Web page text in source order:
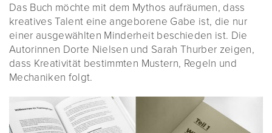
Das Buch möchte mit dem Mythos aufräumen, dass
kreatives Talent eine angeborene Gabe ist, die nur
einer ausgewählten Minderheit beschieden ist. Die
Autorinnen Dorte Nielsen und Sarah Thurber zeigen,
dass Kreativität bestimmten Mustern, Regeln und
Mechaniken folgt.